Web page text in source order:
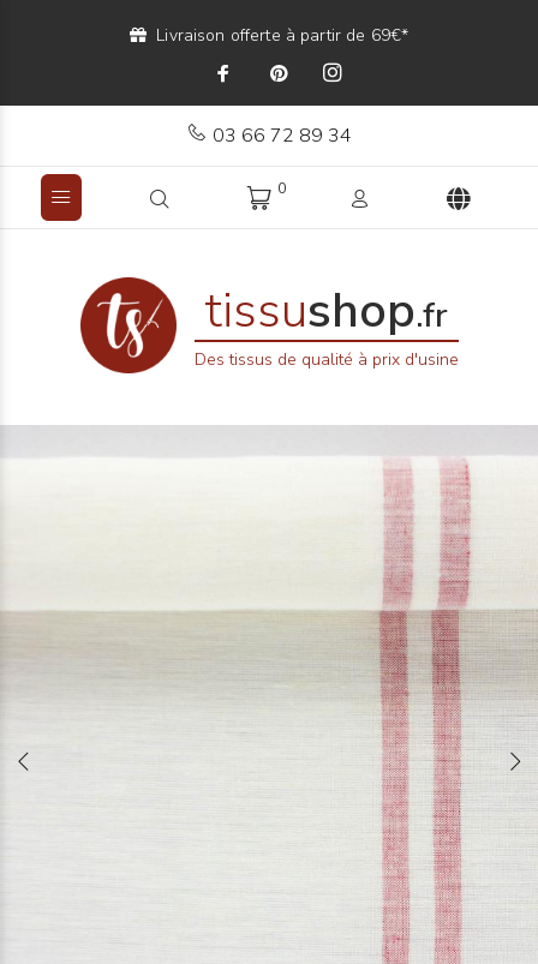
Livraison offerte à partir de 69€*
03 66 72 89 34
0
tissushop.fr
Des tissus de qualité à prix d'usine